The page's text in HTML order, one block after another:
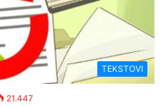
TEKSTOVI
21.447